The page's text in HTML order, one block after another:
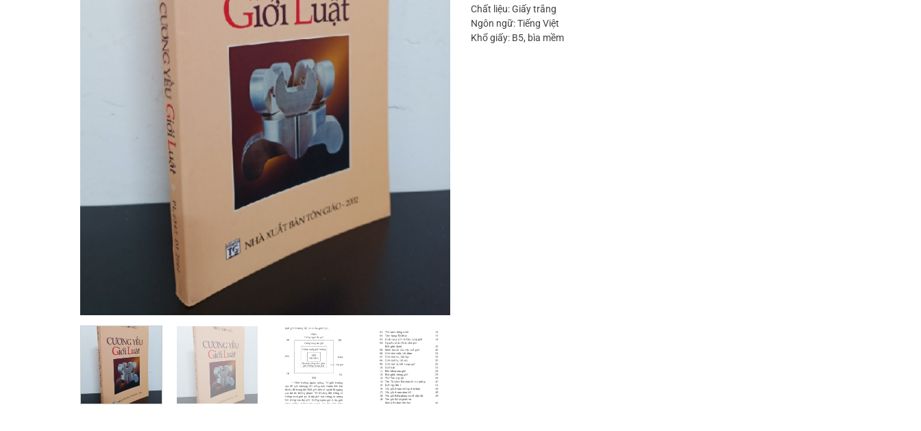
Chất liệu: Giấy trắng
Ngôn ngữ: Tiếng Việt
Khổ giấy: B5, bìa mềm